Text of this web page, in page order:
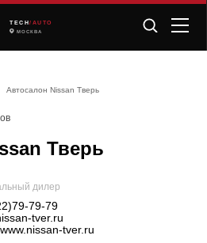
TECH /AUTO
МОСКВА
Автосалон Nissan Тверь
Тверь
дилер
79-79
tver.ru
tver.ru